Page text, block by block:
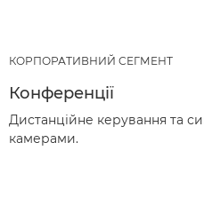
КОРПОРАТИВНИЙ СЕГМЕНТ
Конференції
Дистанційне керування та
камерами.